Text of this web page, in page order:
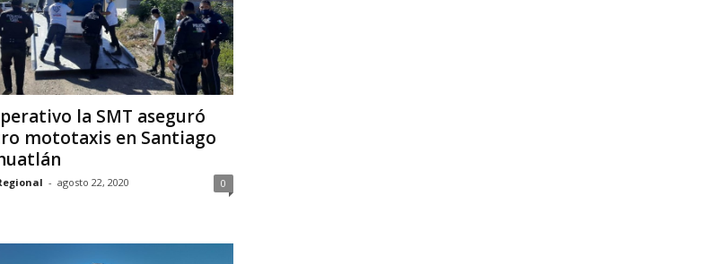
la SMT aseguró
mototaxis en Santiago
- agosto 22, 2020 0